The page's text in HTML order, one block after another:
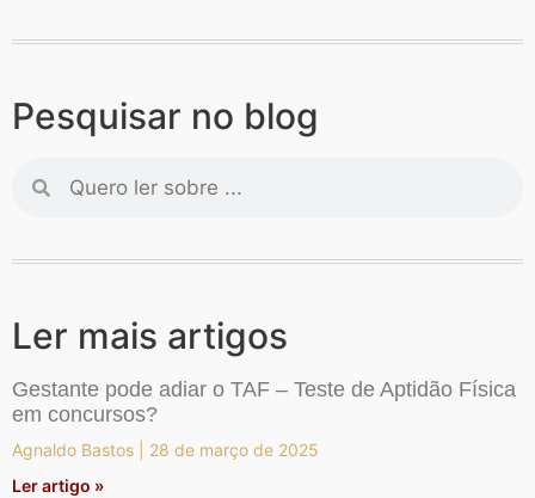
Pesquisar no blog
Ler mais artigos
Gestante pode adiar o TAF – Teste de Aptidão Física
em concursos?
Agnaldo Bastos
28 de março de 2025
Ler artigo »